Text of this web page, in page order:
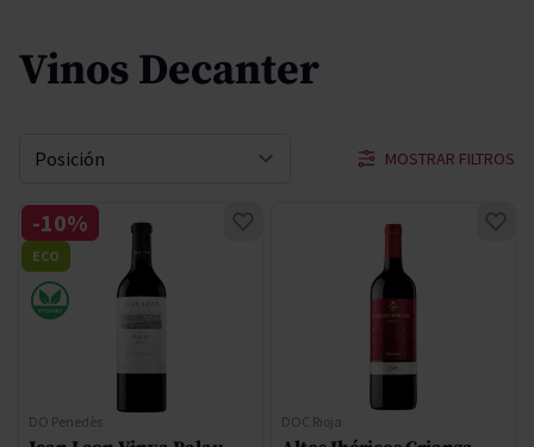
Vinos Decanter
MOSTRAR FILTROS
Ordenar por
DO Penedès
-10%
ECO
DOC Rioja